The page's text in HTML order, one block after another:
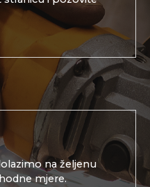
na željenu
mjere.